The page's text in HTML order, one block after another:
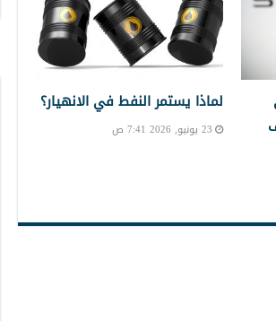
لماذا يستمر النفط في الانهيار؟
23 يونيو, 2026 7:41 ص